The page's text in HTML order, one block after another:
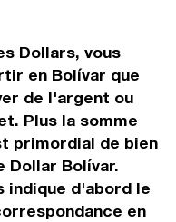
Dollars, vous
en Bolívar que
de l'argent ou
Plus la somme
primordial de bien
Dollar Bolívar.
indique d'abord le
en